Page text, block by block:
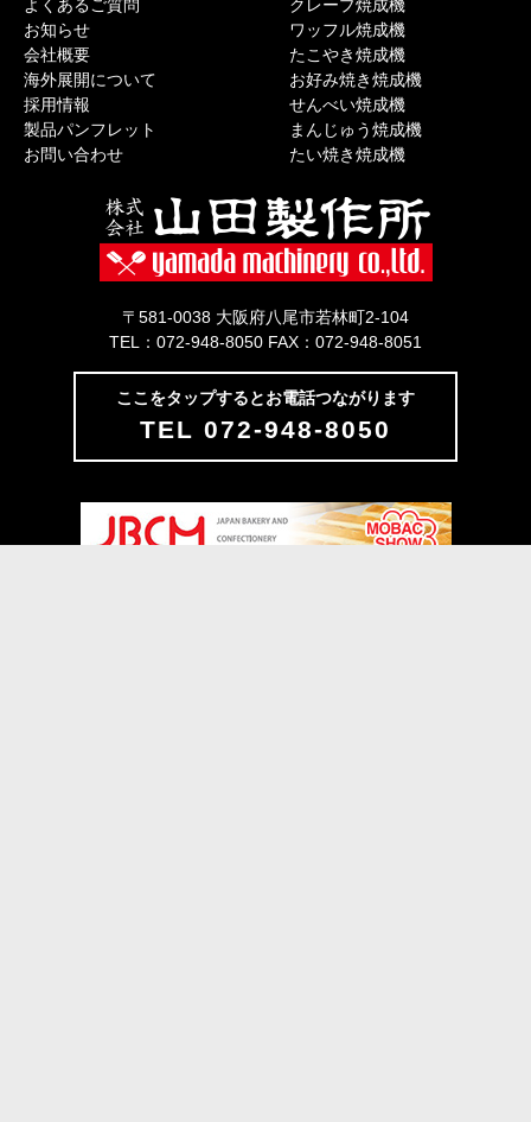
よくあるご質問
お知らせ
会社概要
海外展開について
採用情報
製品パンフレット
お問い合わせ
クレープ焼成機
ワッフル焼成機
たこやき焼成機
お好み焼き焼成機
せんべい焼成機
まんじゅう焼成機
たい焼き焼成機
〒581-0038 大阪府八尾市若林町2-104
TEL：072-948-8050 FAX：072-948-8051
ここをタップするとお電話つながります
TEL 072-948-8050